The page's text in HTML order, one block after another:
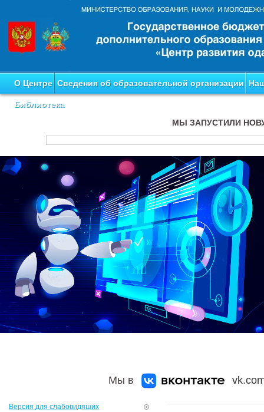
О Центре Сведения об образовательной организации
Библиотека
МЫ ЗАПУСТИЛИ
Мы в
Версия для слабовидящих